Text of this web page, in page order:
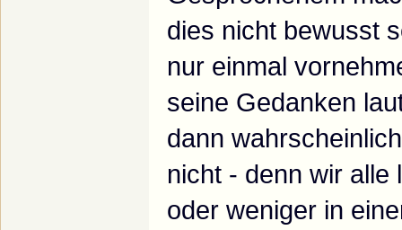
dies nicht bewusst
nur einmal
seine Gedanken
dann
nicht - denn wir alle
oder weniger in